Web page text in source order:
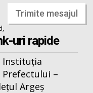
Trimite mesajul
uri rapide
Instituția
Prefectului –
Argeș